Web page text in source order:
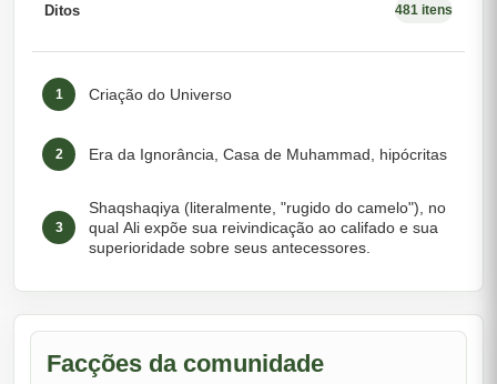
Ditos 481 itens
1 Criação do Universo
2 Era da Ignorância, Casa de Muhammad, hipócritas
3
Shaqshaqiya (literalmente, "rugido do camelo"), no
qual Ali expõe sua reivindicação ao califado e sua
superioridade sobre seus antecessores.
5
Quando Abbas e Abu Sufyan se ofereceram para
jurar lealdade a ele pelo califado após a morte de
Facções da comunidade